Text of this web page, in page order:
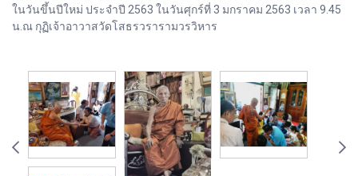
ในวันขึ้นปีใหม่ ประจำปี 2563 ในวันศุกร์ที่ 3 มกราคม 2563 เวลา 9.45
น.ณ กุฏิเจ้าอาวาสวัดโสธรวรารามวรวิหาร